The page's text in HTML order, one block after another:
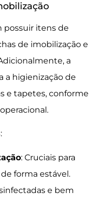
possuir itens de
de imobilização e
a
a higienização de
e tapetes, conforme
:
: Cruciais para
forma estável.
e bem